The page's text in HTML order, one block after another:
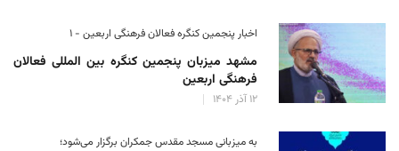
اخبار پنجمین کنگره فعالان فرهنگی اربعین - ۱
مشهد میزبان پنجمین کنگره بین المللی فعالان
فرهنگی اربعین
۱۲ آذر ۱۴۰۴
به میزبانی مسجد مقدس جمکران برگزار می‌شود؛